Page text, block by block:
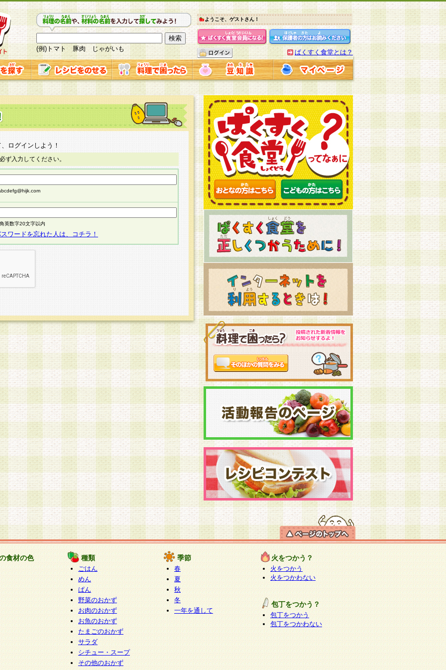
(例)トマト 豚肉 じゃがいも
ようこそ、ゲストさん！
ぱくすく食堂とは？
ログインしよう！
ず入力してください。
英数字20文字以内
ワードを忘れた人は、コチラ！
食材の色 種類
ごはん
めん
ぱん
野菜のおかず
お肉のおかず
お魚のおかず
たまごのおかず
サラダ
シチュー・スープ
その他のおかず
季節
春
夏
秋
冬
一年を通して
火をつかう？
火をつかう
火をつかわない
包丁をつかう？
包丁をつかう
包丁をつかわない